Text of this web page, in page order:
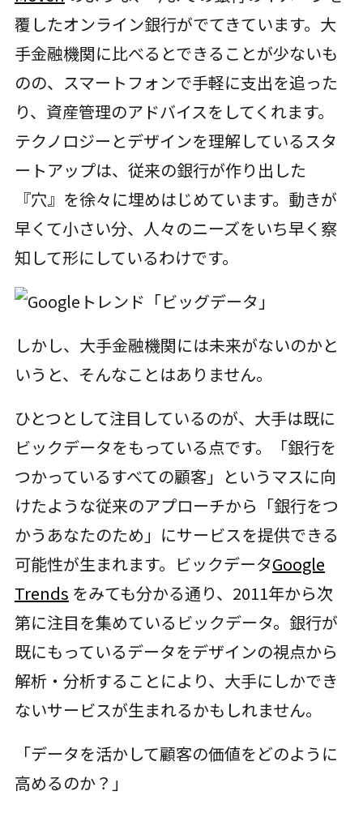
覆したオンライン銀行がでてきています。大
手金融機関に比べるとできることが少ないも
のの、スマートフォンで手軽に支出を追った
り、資産管理のアドバイスをしてくれます。
テクノロジーとデザインを理解しているスタ
ートアップは、従来の銀行が作り出した
『穴』を徐々に埋めはじめています。動きが
早くて小さい分、人々のニーズをいち早く察
知して形にしているわけです。
しかし、大手金融機関には未来がないのかと
いうと、そんなことはありません。
ひとつとして注目しているのが、大手は既に
ビックデータをもっている点です。「銀行を
つかっているすべての顧客」というマスに向
けたような従来のアプローチから「銀行をつ
かうあなたのため」にサービスを提供できる
可能性が生まれます。ビックデータGoogle
Trends をみても分かる通り、2011年から次
第に注目を集めているビックデータ。銀行が
既にもっているデータをデザインの視点から
解析・分析することにより、大手にしかでき
ないサービスが生まれるかもしれません。
「データを活かして顧客の価値をどのように
高めるのか？」